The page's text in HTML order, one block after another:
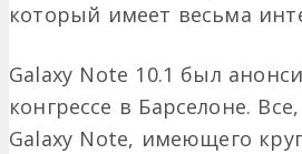
который имеет весьма
Galaxy Note 10.1 был
конгрессе в Барселоне.
Galaxy Note, имеющего